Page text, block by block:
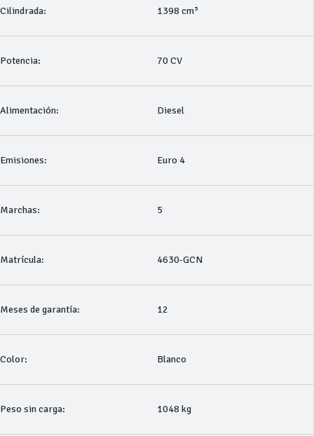
Cilindrada: 1398 cm³
Potencia: 70 CV
Alimentación: Diesel
Emisiones: Euro 4
Marchas: 5
Matrícula: 4630-GCN
Meses de garantía: 12
Color: Blanco
Peso sin carga: 1048 kg